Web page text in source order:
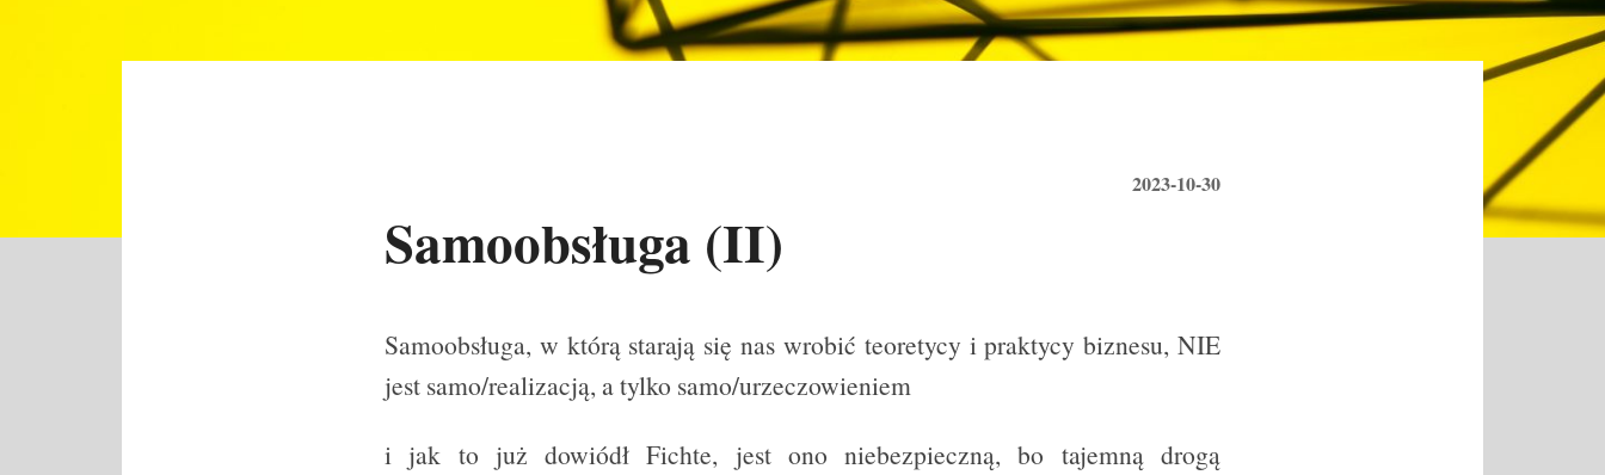
2023-10-30
Samoobsługa (II)
Samoobsługa, w którą starają się nas wrobić teoretycy i praktycy biznesu, NIE
jest samo/realizacją, a tylko samo/urzeczowieniem
i jak to już dowiódł Fichte, jest ono niebezpieczną, bo tajemną drogą